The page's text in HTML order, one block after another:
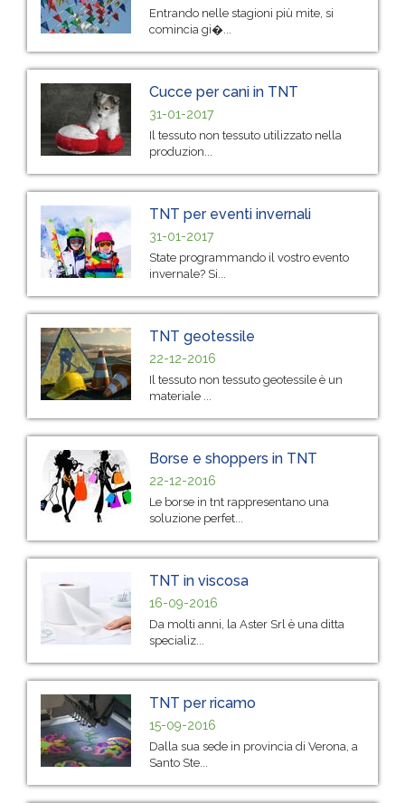
Entrando nelle stagioni più mite, si
comincia gi�...
Cucce per cani in TNT
31-01-2017
Il tessuto non tessuto utilizzato nella
produzion...
TNT per eventi invernali
31-01-2017
State programmando il vostro evento
invernale? Si...
TNT geotessile
22-12-2016
Il tessuto non tessuto geotessile è un
materiale ...
Borse e shoppers in TNT
22-12-2016
Le borse in tnt rappresentano una
soluzione perfet...
TNT in viscosa
16-09-2016
Da molti anni, la Aster Srl è una ditta
specializ...
TNT per ricamo
15-09-2016
Dalla sua sede in provincia di Verona, a
Santo Ste...